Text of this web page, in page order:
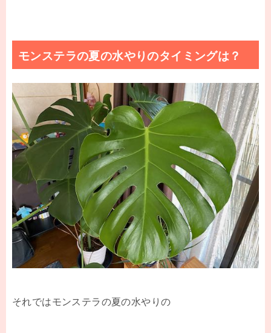
モンステラの夏の水やりのタイミングは？
それではモンステラの夏の水やりの